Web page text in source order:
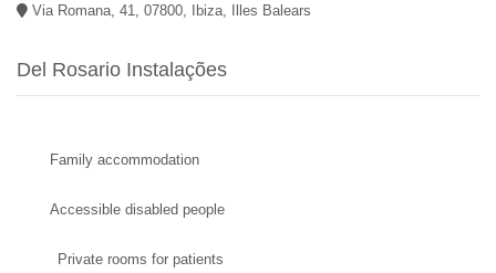
Via Romana, 41, 07800, Ibiza, Illes Balears
Del Rosario Instalações
Family accommodation
Accessible disabled people
Private rooms for patients